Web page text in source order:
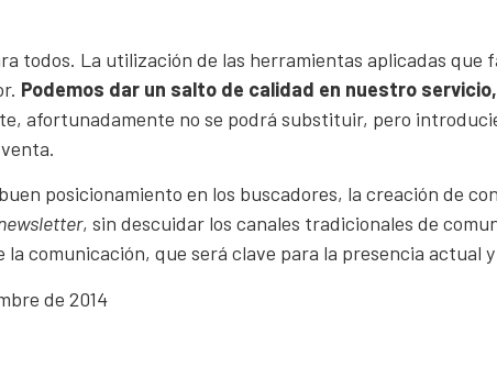
todos. La utilización de las herramientas aplicadas que
Podemos dar un salto de calidad en nuestro
afortunadamente no se podrá substituir, pero
posicionamiento en los buscadores, la creación de
, sin descuidar los canales tradicionales de
comunicación, que será clave para la presencia actual
de 2014